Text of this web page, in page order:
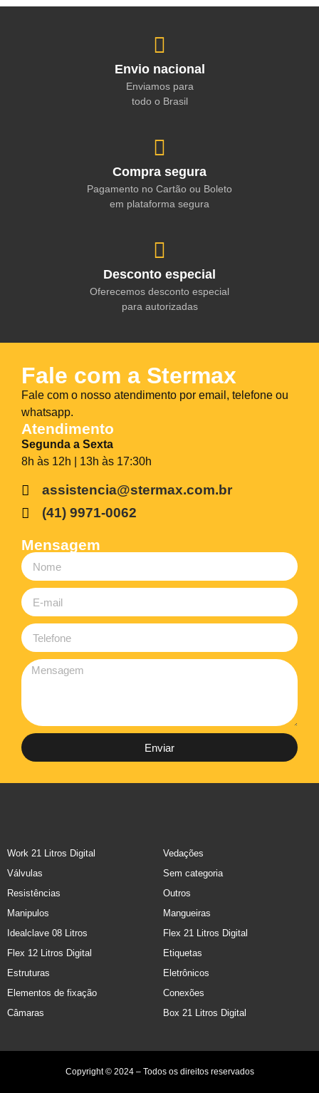
Envio nacional
Enviamos para
todo o Brasil
Compra segura
Pagamento no Cartão ou Boleto
em plataforma segura
Desconto especial
Oferecemos desconto especial
para autorizadas
Fale com a Stermax
Fale com o nosso atendimento por email, telefone ou
whatsapp.
Atendimento
Segunda a Sexta
8h às 12h | 13h às 17:30h
assistencia@stermax.com.br
(41) 9971-0062
Mensagem
Enviar
Work 21 Litros Digital
Vedações
Válvulas
Sem categoria
Resistências
Outros
Manipulos
Mangueiras
Idealclave 08 Litros
Flex 21 Litros Digital
Flex 12 Litros Digital
Etiquetas
Estruturas
Eletrônicos
Elementos de fixação
Conexões
Câmaras
Box 21 Litros Digital
Copyright © 2024 – Todos os direitos reservados